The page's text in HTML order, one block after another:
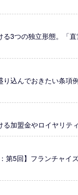
る3つの独立形態。「
り込んでおきたい条項
る加盟金やロイヤリテ
第5回】フランチャイ